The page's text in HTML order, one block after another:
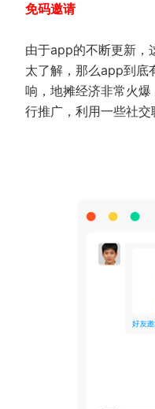
免码邀请
由于app的不断更新，
太了解，那么app到底
响，地摊经济非常火
行推广，利用一些社